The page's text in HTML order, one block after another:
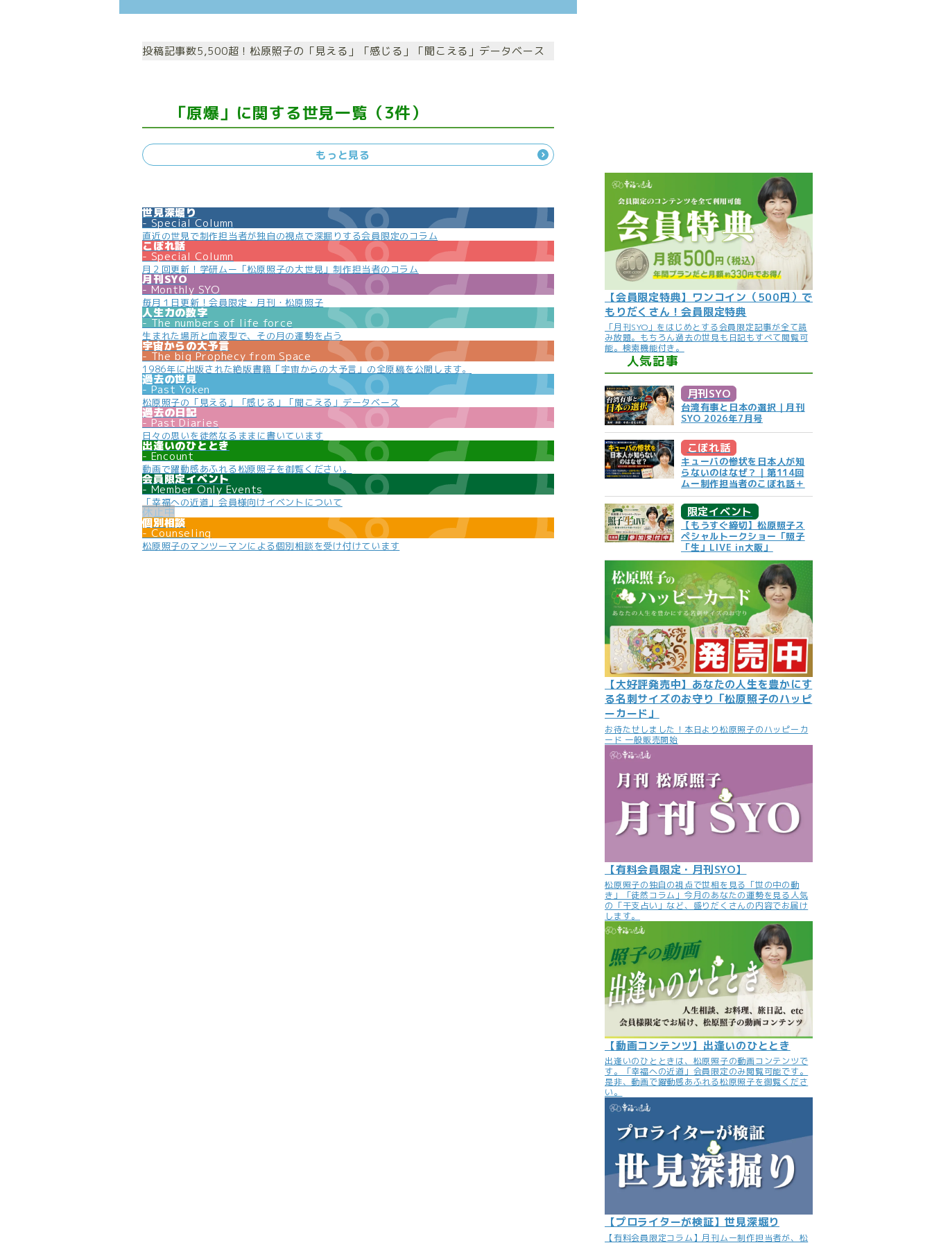
よくある質問
投稿記事数5,500超！松原照子の「見える」「感じる」「聞こえる」データベース
「原爆」に関する世見一覧（3件）
もっと見る
世見深堀り
Special Column
直近の世見で制作担当者が独自の視点で深掘りする会員限定のコラム
こぼれ話
Special Column
月２回更新！学研ムー「松原照子の大世見」制作担当者のコラム
月刊SYO
Monthly SYO
毎月１日更新！会員限定・月刊・松原照子
人生力の数字
The numbers of life force
生まれた場所と血液型で、その月の運勢を占う
宇宙からの大予言
The big Prophecy from Space
1986年に出版された絶版書籍「宇宙からの大予言」の全原稿を公開します。
過去の世見
Past Yoken
松原照子の「見える」「感じる」「聞こえる」データベース
過去の日記
Past Diaries
日々の思いを徒然なるままに書いています
出逢いのひととき
Encount
動画で躍動感あふれる松原照子を御覧ください。
会員限定イベント
Member Only Events
「幸福への近道」会員様向けイベントについて
個別相談
Counseling
松原照子のマンツーマンによる個別相談を受け付けています
【会員限定特典】ワンコイン（500円）で
もりだくさん！会員限定特典
「月刊SYO」をはじめとする会員限定記事が全て読
み放題。もちろん過去の世見も日記もすべて閲覧可
能。検索機能付き。
人気記事
月刊SYO
台湾有事と日本の選択｜月刊
SYO 2026年7月号
こぼれ話
キューバの惨状を日本人が知
らないのはなぜ？｜第114回
ムー制作担当者のこぼれ話＋
限定イベント
【もうすぐ締切】松原照子ス
ペシャルトークショー「照子
「生」LIVE in大阪」
【大好評発売中】あなたの人生を豊かにす
る名刺サイズのお守り「松原照子のハッピ
ーカード」
お待たせしました！本日より松原照子のハッピーカ
ード 一般販売開始
【有料会員限定・月刊SYO】
松原照子の独自の視点で世相を見る「世の中の動
き」「徒然コラム」今月のあなたの運勢を見る人気
の「干支占い」など、盛りだくさんの内容でお届け
します。
【動画コンテンツ】出逢いのひととき
出逢いのひとときは、松原照子の動画コンテンツで
す。「幸福への近道」会員限定のみ閲覧可能です。
是非、動画で躍動感あふれる松原照子を御覧くださ
い。
【プロライターが検証】世見深堀り
【有料会員限定コラム】月刊ムー制作担当者が、松